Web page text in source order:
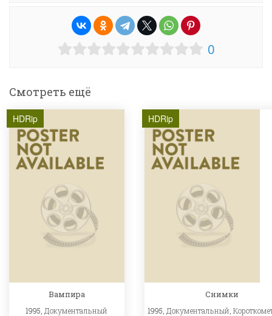
0
Смотреть ещё
HDRip
Вампира
1995, Документальный
HDRip
Снимки
1995, Документальный ,